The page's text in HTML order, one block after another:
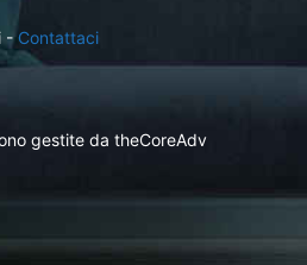
-Contattaci
gestite da theCoreAdv